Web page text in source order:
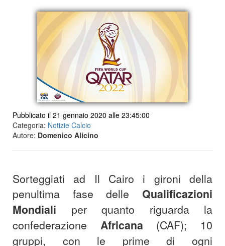
Pubblicato il 21 gennaio 2020 alle 23:45:00
Categoria: Notizie Calcio
Autore: Domenico Alicino
Sorteggiati ad Il Cairo i gironi della
penultima fase delle Qualificazioni
Mondiali per quanto riguarda la
confederazione Africana (CAF); 10
gruppi, con le prime di ogni